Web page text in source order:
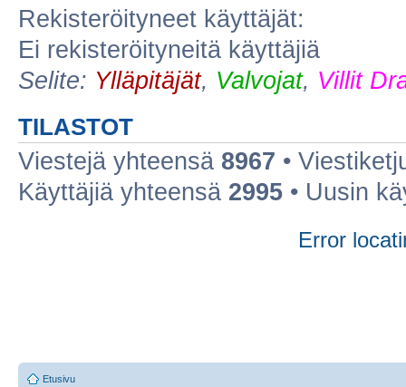
Rekisteröityneet käyttäjät:
Ei rekisteröityneitä käyttäjiä
Selite: Ylläpitäjät, Valvojat, Villit
TILASTOT
Viestejä yhteensä 8967 •
Käyttäjiä yhteensä 2995 • Uusin
Error
Etusivu